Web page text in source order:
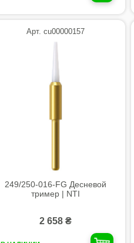
Арт. cu00000157
249/250-016-FG Десневой
тример | NTI
2 658 ₴